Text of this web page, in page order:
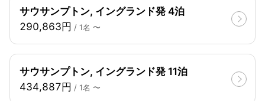
サウサンプトン, イングランド発 4泊
290,863円 / 1名 〜
サウサンプトン, イングランド発 11泊
434,887円 / 1名 〜